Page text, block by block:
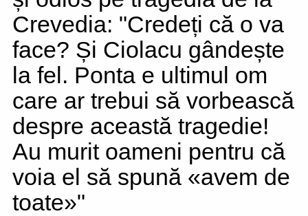
Crevedia: "Credeți că o va
face? Și Ciolacu gândește
la fel. Ponta e ultimul om
care ar trebui să vorbească
despre această tragedie!
Au murit oameni pentru că
voia el să spună «avem de
toate»"